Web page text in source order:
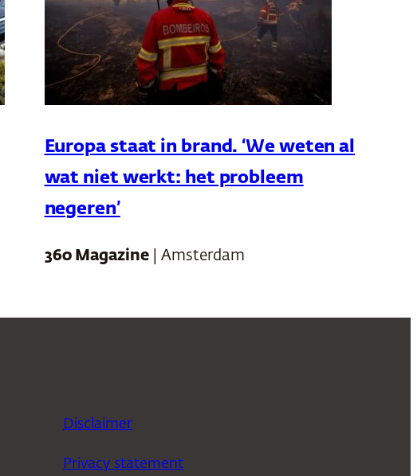
Europa staat in brand. ‘We weten al
wat niet werkt: het probleem
negeren’
360 Magazine| Amsterdam
Disclaimer
Privacy statement